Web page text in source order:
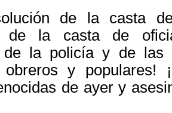
de la casta
de la casta de
de la policía y de las
obreros y populares!
de ayer y